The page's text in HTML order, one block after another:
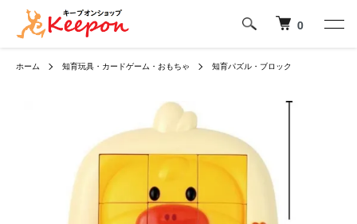
0
ホーム 知育玩具・カードゲーム・おもちゃ 知育パズル・ブロック